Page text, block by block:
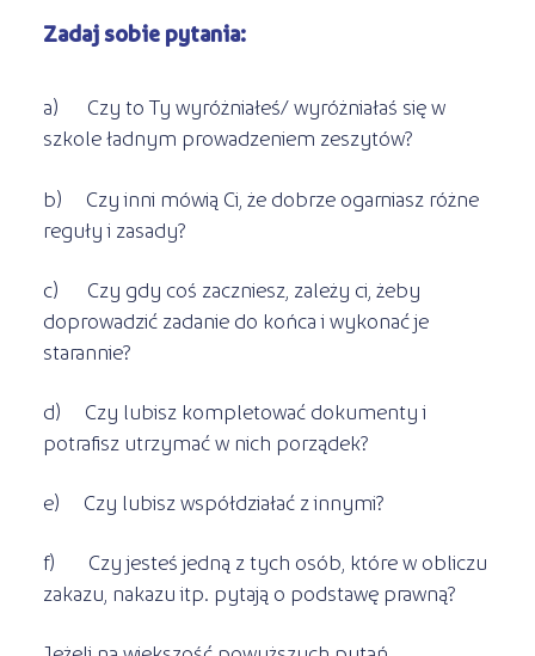
Zadaj sobie pytania:
a) Czy to Ty wyróżniałeś/ wyróżniałaś się w
szkole ładnym prowadzeniem zeszytów?
b) Czy inni mówią Ci, że dobrze ogarniasz różne
reguły i zasady?
c) Czy gdy coś zaczniesz, zależy ci, żeby
doprowadzić zadanie do końca i wykonać je
starannie?
d) Czy lubisz kompletować dokumenty i
potrafisz utrzymać w nich porządek?
e) Czy lubisz współdziałać z innymi?
f) Czy jesteś jedną z tych osób, które w obliczu
zakazu, nakazu itp. pytają o podstawę prawną?